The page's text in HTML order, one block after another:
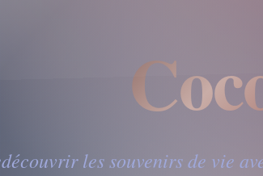
les souvenirs de vie